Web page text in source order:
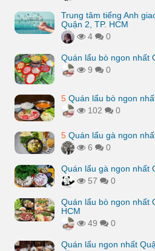
Trung tâm tiếng Anh
Quận 2, TP. HCM
4
0
Quán lẩu bò ngon nhất
9
0
5 Quán lẩu bò ngon
102
0
5 Quán lẩu gà ngon
6
0
Quán lẩu gà ngon nhất
57
0
Quán lẩu bò ngon nhất
HCM
49
0
Quán lẩu ngon nhất